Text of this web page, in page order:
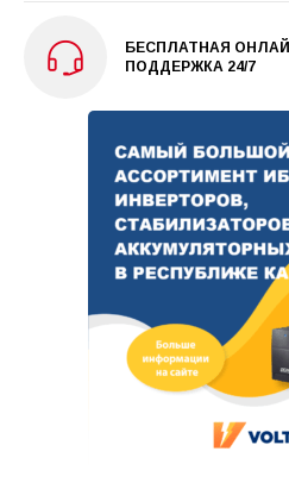
БЕСПЛАТНАЯ
ПОДДЕРЖКА 24/7